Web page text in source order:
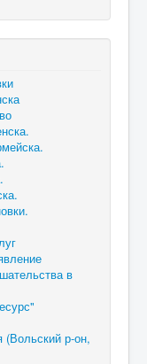
в
(Вольский р-он,